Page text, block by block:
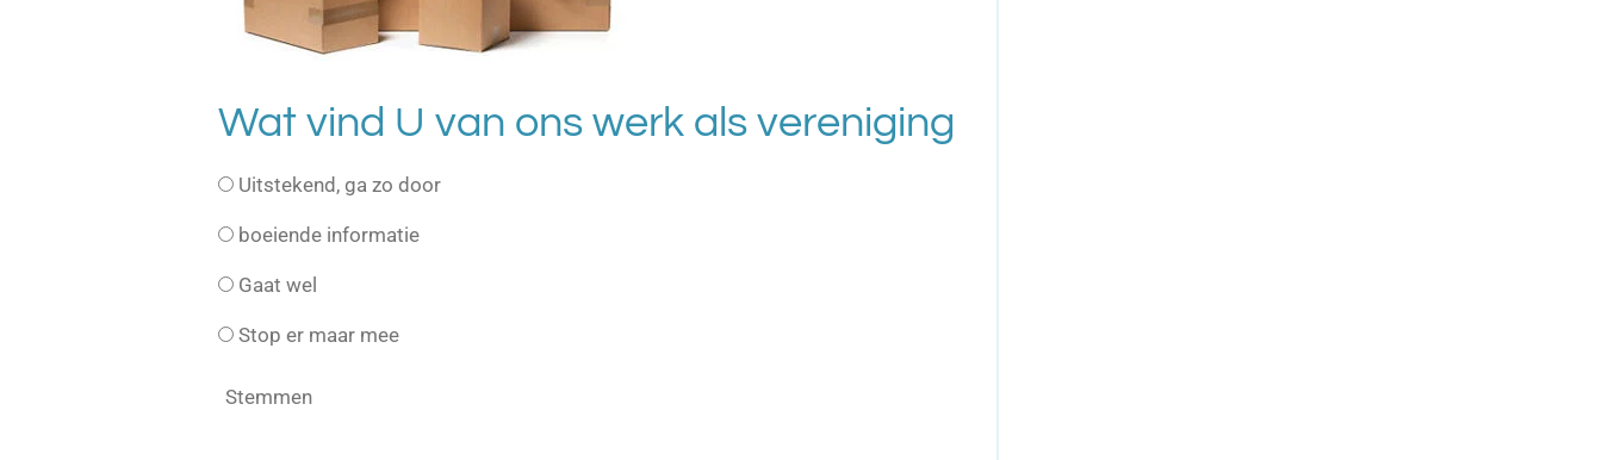
Wat vind U van ons werk als vereniging
Uitstekend, ga zo door
boeiende informatie
Gaat wel
Stop er maar mee
Stemmen